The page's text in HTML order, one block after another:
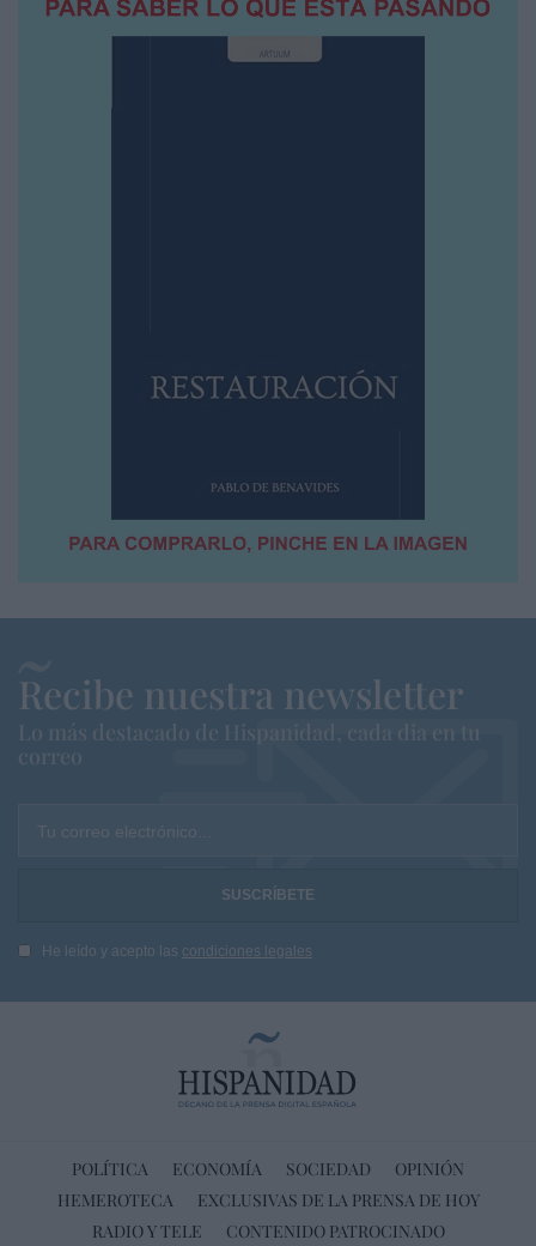
Recibe nuestra newsletter
Lo más destacado de Hispanidad, cada dia en tu
correo
Tu correo electrónico...
He leído y acepto las condiciones legales
POLÍTICA ECONOMÍA SOCIEDAD
OPINIÓN
HEMEROTECA
EXCLUSIVAS DE LA PRENSA DE HOY
RADIO Y TELE
CONTENIDO PATROCINADO